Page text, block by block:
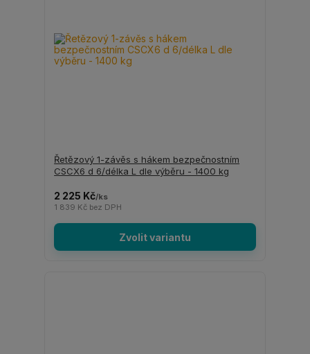
Řetězový 1-závěs s hákem bezpečnostním
CSCX6 d 6/délka L dle výběru - 1400 kg
2 225 Kč/ks
1 839 Kč bez DPH
Zvolit variantu